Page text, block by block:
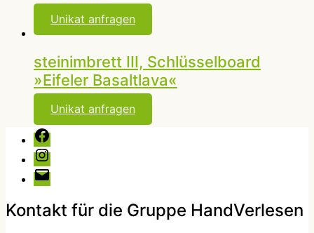
Unikat anfragen
steinimbrett III, Schlüsselboard
»Eifeler Basaltlava«
Unikat anfragen
Facebook
Instagram
E-
Mail
Kontakt für die Gruppe HandVerlesen